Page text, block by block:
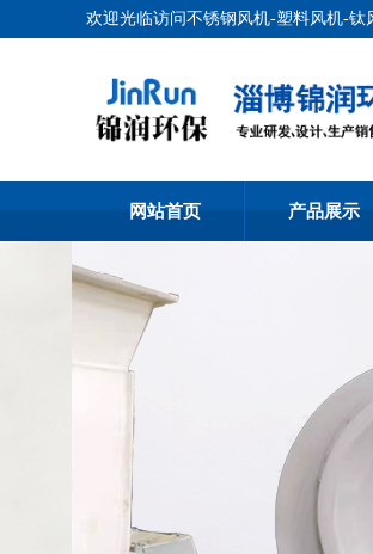
欢迎光临访问不锈钢风机-塑料风机-钛
网站首页 产品展示